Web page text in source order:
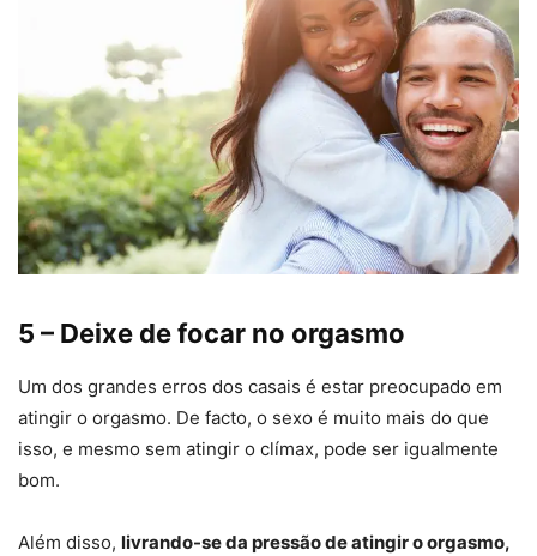
5 – Deixe de focar no orgasmo
Um dos grandes erros dos casais é estar preocupado em
atingir o orgasmo. De facto, o sexo é muito mais do que
isso, e mesmo sem atingir o clímax, pode ser igualmente
bom.
Além disso, livrando-se da pressão de atingir o orgasmo,